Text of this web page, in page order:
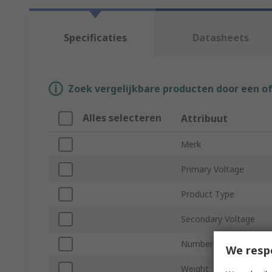
Specificaties Datasheets
Zoek vergelijkbare producten door een
Alles selecteren Attribuut
Merk
Primary Voltage
Product Type
Secondary Voltage
Number of Outputs
Weight
We